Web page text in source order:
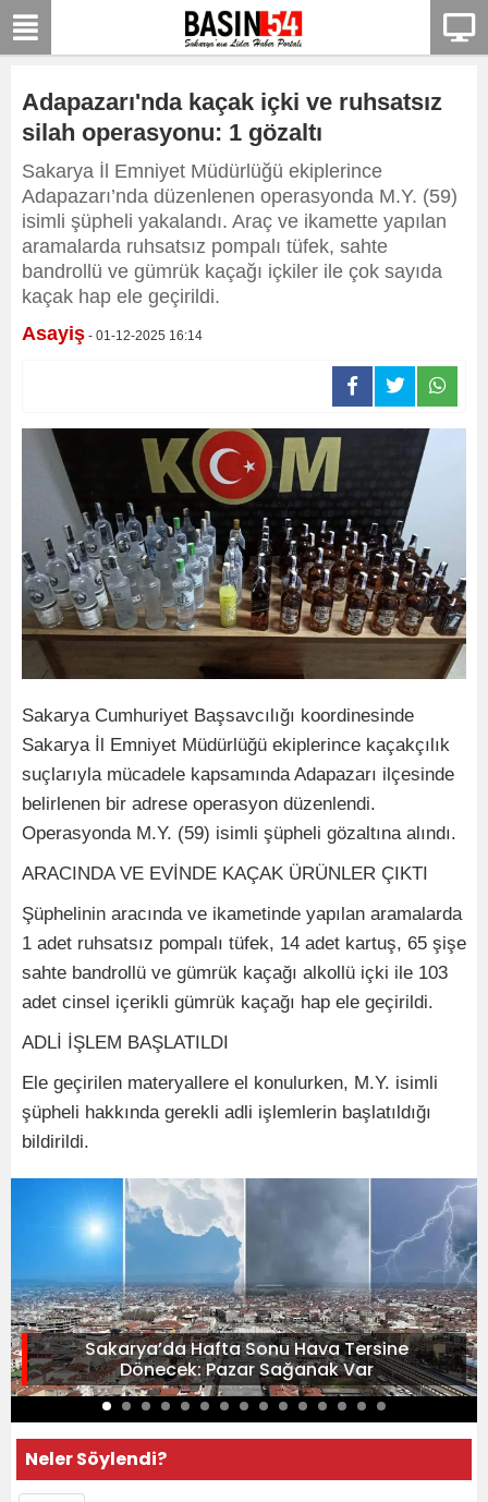
Adapazarı'nda kaçak içki ve ruhsatsız
silah operasyonu: 1 gözaltı
Sakarya İl Emniyet Müdürlüğü ekiplerince
Adapazarı’nda düzenlenen operasyonda M.Y. (59)
isimli şüpheli yakalandı. Araç ve ikamette yapılan
aramalarda ruhsatsız pompalı tüfek, sahte
bandrollü ve gümrük kaçağı içkiler ile çok sayıda
kaçak hap ele geçirildi.
Asayiş - 01-12-2025 16:14
Sakarya Cumhuriyet Başsavcılığı koordinesinde
Sakarya İl Emniyet Müdürlüğü ekiplerince kaçakçılık
suçlarıyla mücadele kapsamında Adapazarı ilçesinde
belirlenen bir adrese operasyon düzenlendi.
Operasyonda M.Y. (59) isimli şüpheli gözaltına alındı.
ARACINDA VE EVİNDE KAÇAK ÜRÜNLER ÇIKTI
Şüphelinin aracında ve ikametinde yapılan aramalarda
1 adet ruhsatsız pompalı tüfek, 14 adet kartuş, 65 şişe
sahte bandrollü ve gümrük kaçağı alkollü içki ile 103
adet cinsel içerikli gümrük kaçağı hap ele geçirildi.
ADLİ İŞLEM BAŞLATILDI
Ele geçirilen materyallere el konulurken, M.Y. isimli
şüpheli hakkında gerekli adli işlemlerin başlatıldığı
bildirildi.
Sakarya’da Hafta Sonu Hava Tersine
Dönecek: Pazar Sağanak Var
Neler Söylendi?